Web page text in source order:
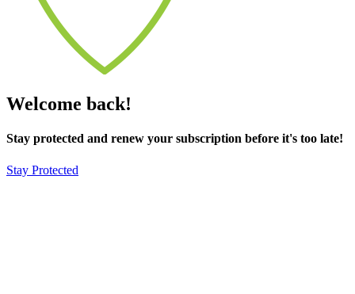
Welcome back!
Stay protected and renew your subscription before it's too late!
Stay Protected